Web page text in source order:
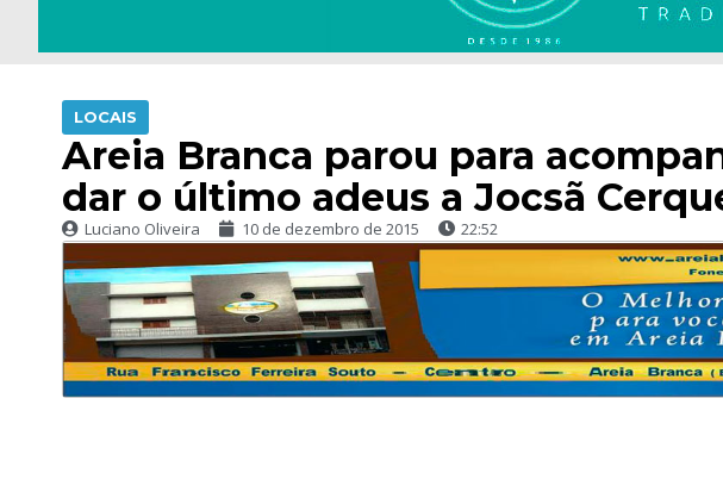
LOCAIS
Areia Branca parou para
dar o último adeus a Jocsã
Luciano Oliveira 10 de dezembro de 2015 22:52